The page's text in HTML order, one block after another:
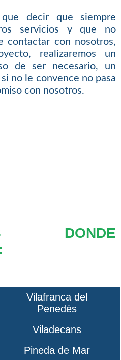
decir que siempre
servicios y que no
contactar con nosotros,
realizaremos un
de ser necesario, un
no le convence no pasa
con nosotros.
DONDE
Vilafranca del
Penedès
Viladecans
Pineda de Mar